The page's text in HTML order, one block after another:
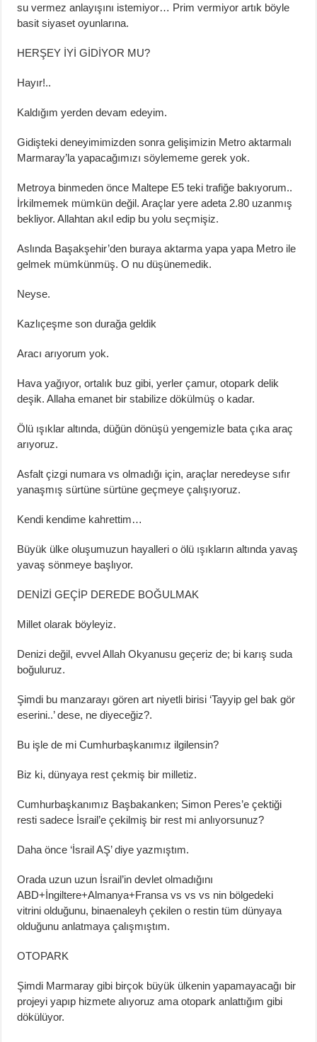
su vermez anlayışını istemiyor… Prim vermiyor artık böyle
basit siyaset oyunlarına.
HERŞEY İYİ GİDİYOR MU?
Hayır!..
Kaldığım yerden devam edeyim.
Gidişteki deneyimimizden sonra gelişimizin Metro aktarmalı
Marmaray’la yapacağımızı söylememe gerek yok.
Metroya binmeden önce Maltepe E5 teki trafiğe bakıyorum..
İrkilmemek mümkün değil. Araçlar yere adeta 2.80 uzanmış
bekliyor. Allahtan akıl edip bu yolu seçmişiz.
Aslında Başakşehir’den buraya aktarma yapa yapa Metro ile
gelmek mümkünmüş. O nu düşünemedik.
Neyse.
Kazlıçeşme son durağa geldik
Aracı arıyorum yok.
Hava yağıyor, ortalık buz gibi, yerler çamur, otopark delik
deşik. Allaha emanet bir stabilize dökülmüş o kadar.
Ölü ışıklar altında, düğün dönüşü yengemizle bata çıka araç
arıyoruz.
Asfalt çizgi numara vs olmadığı için, araçlar neredeyse sıfır
yanaşmış sürtüne sürtüne geçmeye çalışıyoruz.
Kendi kendime kahrettim…
Büyük ülke oluşumuzun hayalleri o ölü ışıkların altında yavaş
yavaş sönmeye başlıyor.
DENİZİ GEÇİP DEREDE BOĞULMAK
Millet olarak böyleyiz.
Denizi değil, evvel Allah Okyanusu geçeriz de; bi karış suda
boğuluruz.
Şimdi bu manzarayı gören art niyetli birisi ‘Tayyip gel bak gör
eserini..’ dese, ne diyeceğiz?.
Bu işle de mi Cumhurbaşkanımız ilgilensin?
Biz ki, dünyaya rest çekmiş bir milletiz.
Cumhurbaşkanımız Başbakanken; Simon Peres’e çektiği
resti sadece İsrail’e çekilmiş bir rest mi anlıyorsunuz?
Daha önce ‘İsrail AŞ’ diye yazmıştım.
Orada uzun uzun İsrail’in devlet olmadığını
ABD+İngiltere+Almanya+Fransa vs vs vs nin bölgedeki
vitrini olduğunu, binaenaleyh çekilen o restin tüm dünyaya
olduğunu anlatmaya çalışmıştım.
OTOPARK
Şimdi Marmaray gibi birçok büyük ülkenin yapamayacağı bir
projeyi yapıp hizmete alıyoruz ama otopark anlattığım gibi
dökülüyor.